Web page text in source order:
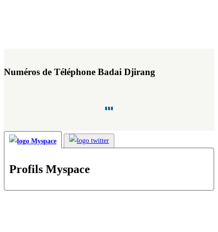
Numéros de Téléphone Badai Djirang
Profils Myspace